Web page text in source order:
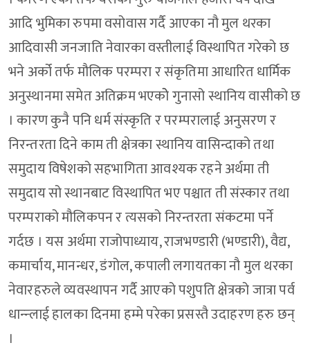
आदि भुमिका रुपमा वसोवास गर्दै आएका नौ मुल थरका
आदिवासी जनजाति नेवारका वस्तीलाई विस्थापित गरेको छ
भने अर्को तर्फ मौलिक परम्परा र संकृतिमा आधारित धार्मिक
अनुस्थानमा समेत अतिक्रम भएकोे गुनासो स्थानिय वासीको छ
। कारण कुनै पनि धर्म संस्कृति र परम्परालाई अनुसरण र
निरन्तरता दिने काम ती क्षेत्रका स्थानिय वासिन्दाको तथा
समुदाय विषेशको सहभागिता आवश्यक रहने अर्थमा ती
समुदाय सो स्थानबाट विस्थापित भए पश्चात ती संस्कार तथा
परम्पराको मौलिकपन र त्यसको निरन्तरता संकटमा पर्ने
गर्दछ । यस अर्थमा राजोपाध्याय, राजभण्डारी (भण्डारी), वैद्य,
कमार्चाय, मानन्धर, डंगोल, कपाली लगायतका नौ मुल थरका
नेवारहरुले व्यवस्थापन गर्दै आएको पशुपति क्षेत्रको जात्रा पर्व
धान्न्लाई हालका दिनमा हम्मे परेका प्रसस्तै उदाहरण हरु छन्
।